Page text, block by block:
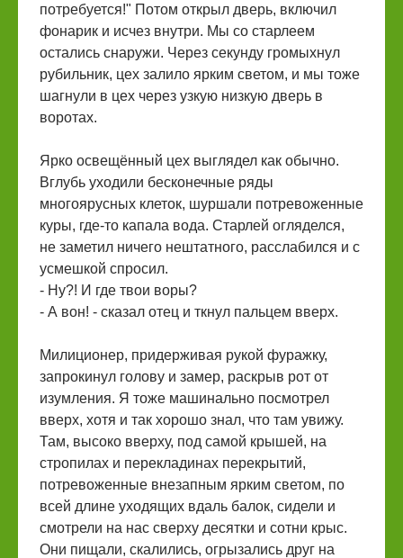
потребуется!" Потом открыл дверь, включил
фонарик и исчез внутри. Мы со старлеем
остались снаружи. Через секунду громыхнул
рубильник, цех залило ярким светом, и мы тоже
шагнули в цех через узкую низкую дверь в
воротах.
Ярко освещённый цех выглядел как обычно.
Вглубь уходили бесконечные ряды
многоярусных клеток, шуршали потревоженные
куры, где-то капала вода. Старлей огляделся,
не заметил ничего нештатного, расслабился и с
усмешкой спросил.
- Ну?! И где твои воры?
- А вон! - сказал отец и ткнул пальцем вверх.
Милиционер, придерживая рукой фуражку,
запрокинул голову и замер, раскрыв рот от
изумления. Я тоже машинально посмотрел
вверх, хотя и так хорошо знал, что там увижу.
Там, высоко вверху, под самой крышей, на
стропилах и перекладинах перекрытий,
потревоженные внезапным ярким светом, по
всей длине уходящих вдаль балок, сидели и
смотрели на нас сверху десятки и сотни крыс.
Они пищали, скалились, огрызались друг на